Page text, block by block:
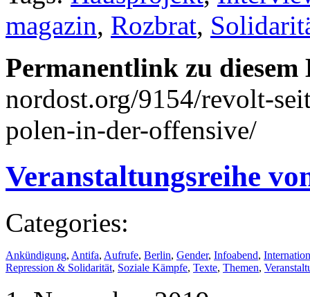
magazin, Rozbrat,
Permanentlink zu
nordost.org/9154/revolt-
polen-in-der-offensive/
Veranstaltungsreihe
Categories:
Ankündigung, Antifa, Aufrufe, Berlin, Gender, Infoabend,
Repression & Solidarität, Soziale Kämpfe, Texte, Themen,